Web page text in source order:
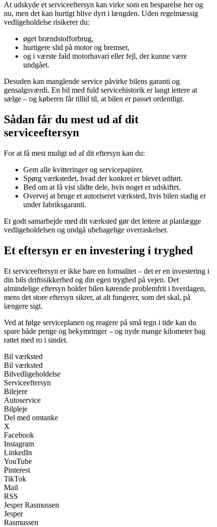
At udskyde et serviceeftersyn kan virke som en besparelse her og
nu, men det kan hurtigt blive dyrt i længden. Uden regelmæssig
vedligeholdelse risikerer du:
øget brændstofforbrug,
hurtigere slid på motor og bremser,
og i værste fald motorhavari eller fejl, der kunne være
undgået.
Desuden kan manglende service påvirke bilens garanti og
gensalgsværdi. En bil med fuld servicehistorik er langt lettere at
sælge – og køberen får tillid til, at bilen er passet ordentligt.
Sådan får du mest ud af dit
serviceeftersyn
For at få mest muligt ud af dit eftersyn kan du:
Gem alle kvitteringer og servicepapirer.
Spørg værkstedet, hvad der konkret er blevet udført.
Bed om at få vist slidte dele, hvis noget er udskiftet.
Overvej at bruge et autoriseret værksted, hvis bilen stadig er
under fabriksgaranti.
Et godt samarbejde med dit værksted gør det lettere at planlægge
vedligeholdelsen og undgå ubehagelige overraskelser.
Et eftersyn er en investering i tryghed
Et serviceeftersyn er ikke bare en formalitet – det er en investering i
din bils driftssikkerhed og din egen tryghed på vejen. Det
almindelige eftersyn holder bilen kørende problemfrit i hverdagen,
mens det store eftersyn sikrer, at alt fungerer, som det skal, på
længere sigt.
Ved at følge serviceplanen og reagere på små tegn i tide kan du
spare både penge og bekymringer – og nyde mange kilometer bag
rattet med ro i sindet.
Bil værksted
Bil værksted
Bilvedligeholdelse
Serviceeftersyn
Bilejere
Autoservice
Bilpleje
Del med omtanke
X
Facebook
Instagram
LinkedIn
YouTube
Pinterest
TikTok
Mail
RSS
Jesper Rasmussen
Jesper
Rasmussen